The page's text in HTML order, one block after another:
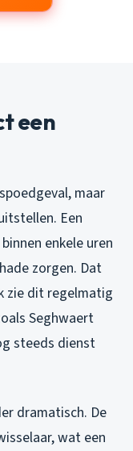
een
maar
Een
enkele uren
zorgen. Dat
zie dit regelmatig
Seghwaert
steeds dienst
dramatisch. De
wat een